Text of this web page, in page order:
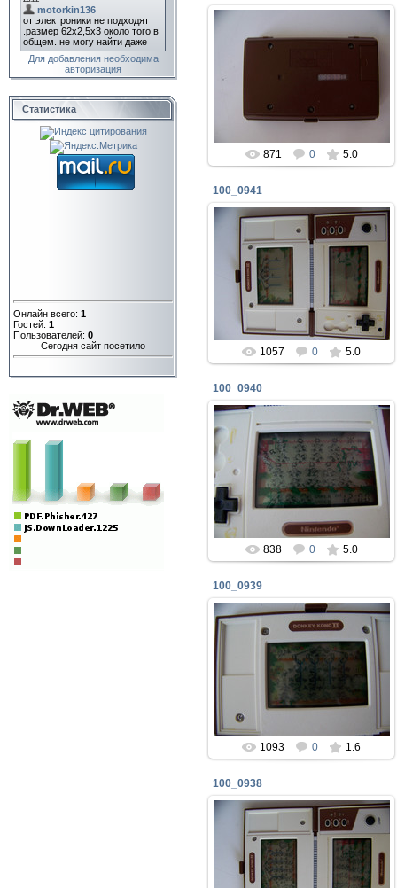
Для добавления необходима
авторизация
Статистика
Онлайн всего: 1
Гостей: 1
Пользователей: 0
Сегодня сайт посетило
871 0 5.0
100_0941
06.07.2019
mtunit
1057 0 5.0
100_0940
06.07.2019
mtunit
838 0 5.0
100_0939
06.07.2019
mtunit
1093 0 1.6
100_0938
06.07.2019
mtunit